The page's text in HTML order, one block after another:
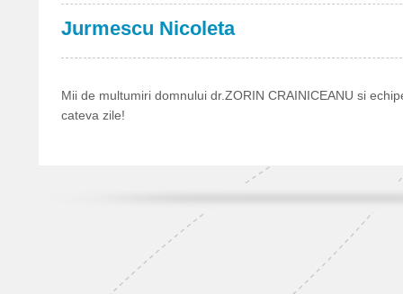
Jurmescu Nicoleta
Mii de multumiri domnului dr.ZORIN CRAINICEANU si
cateva zile!